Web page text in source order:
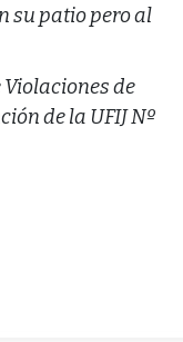
su patio pero al
de
de la UFIJ Nº